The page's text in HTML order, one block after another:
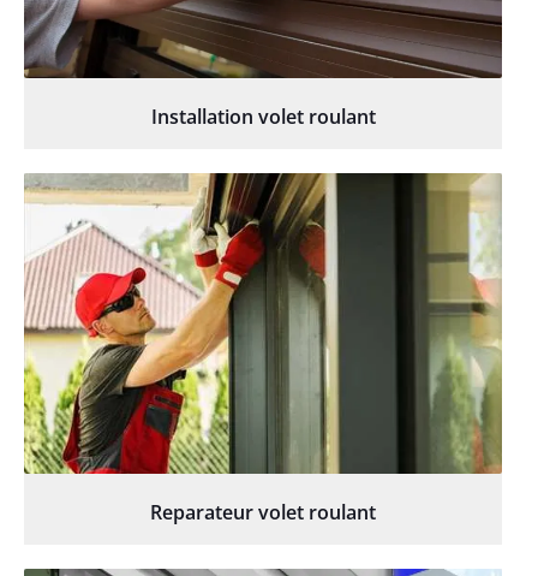
Installation volet roulant
Reparateur volet roulant